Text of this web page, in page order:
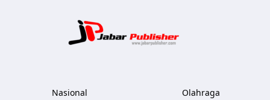
Nasional
Olahraga